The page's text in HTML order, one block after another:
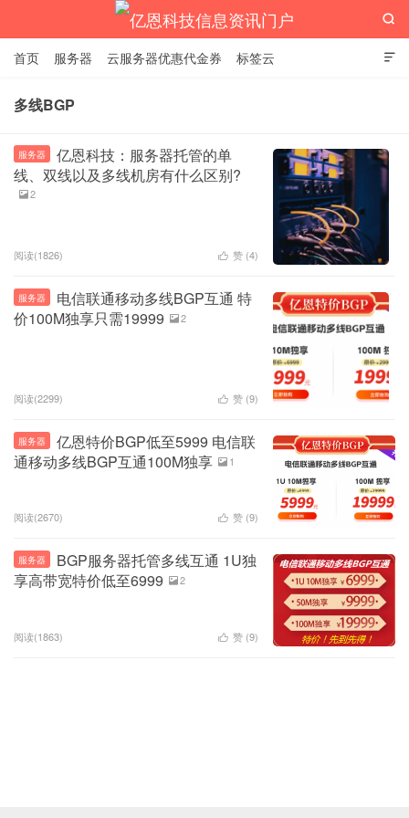
亿恩科技信息资讯门户

首页 服务器 云服务器优惠代金券 标签云

多线BGP
服务器
亿恩科技：服务器托管的单
线、双线以及多线机房有什么区别?
2
阅读(1826)  赞 (4)
服务器
电信联通移动多线BGP互通 特
价100M独享只需19999
2
阅读(2299)  赞 (9)
服务器
亿恩特价BGP低至5999 电信联
通移动多线BGP互通100M独享
 1
阅读(2670)  赞 (9)
服务器
BGP服务器托管多线互通 1U独
享高带宽特价低至6999
 2
阅读(1863)  赞 (9)